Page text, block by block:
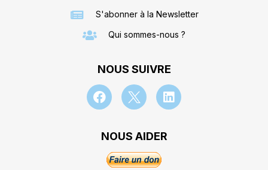
S'abonner à la Newsletter
Qui sommes-nous ?
NOUS SUIVRE
NOUS AIDER